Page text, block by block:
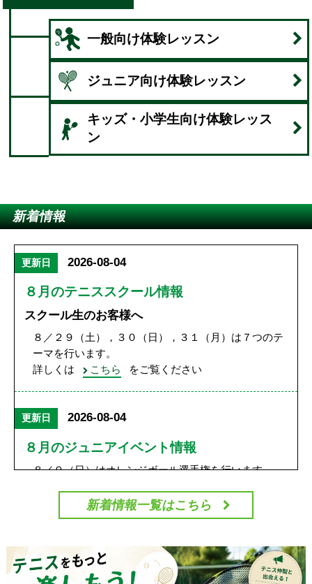
一般向け体験レッスン
ジュニア向け体験レッスン
キッズ・小学生向け体験レッス
ン
新着情報
2026-08-04
８月のテニススクール情報
スクール生のお客様へ
８／２９（土），３０（日），３１（月）は７つのテ
ーマを行います。
詳しくは
こちら をご覧ください
2026-08-04
８月のジュニアイベント情報
８／９（日）はオレンジボール選手権を行います。
８／２３（日）はマッチ練習会を行います。
詳しくは
こちら
をご覧ください
０３－３３０７－２１０１までご連絡ください
新着情報一覧はこちら